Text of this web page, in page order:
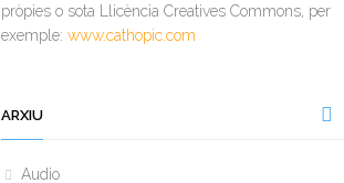
pròpies o sota Llicència Creatives Commons, per
exemple: www.cathopic.com
ARXIU
Audio